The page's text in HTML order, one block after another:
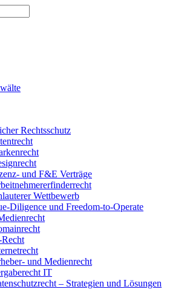
Rechtsschutz
und F&E Verträge
Wettbewerb
Diligence und Freedom-to-Operate
und Medienrecht
IT
– Strategien und Lösungen